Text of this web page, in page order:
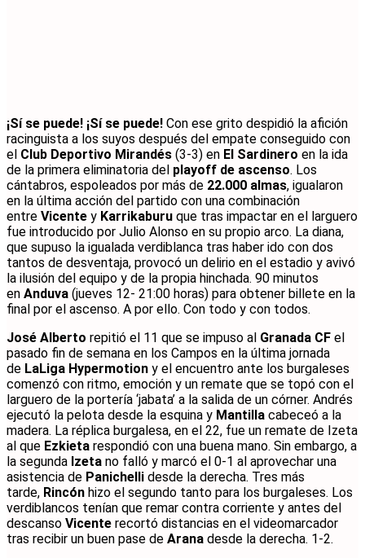
¡Sí se puede! ¡Sí se puede! Con ese grito despidió la afición
racinguista a los suyos después del empate conseguido con
el Club Deportivo Mirandés (3-3) en El Sardinero en la ida
de la primera eliminatoria del playoff de ascenso. Los
cántabros, espoleados por más de 22.000 almas, igualaron
en la última acción del partido con una combinación
entre Vicente y Karrikaburu que tras impactar en el larguero
fue introducido por Julio Alonso en su propio arco. La diana,
que supuso la igualada verdiblanca tras haber ido con dos
tantos de desventaja, provocó un delirio en el estadio y avivó
la ilusión del equipo y de la propia hinchada. 90 minutos
en Anduva (jueves 12- 21:00 horas) para obtener billete en la
final por el ascenso. A por ello. Con todo y con todos.
José Alberto repitió el 11 que se impuso al Granada CF el
pasado fin de semana en los Campos en la última jornada
de LaLiga Hypermotion y el encuentro ante los burgaleses
comenzó con ritmo, emoción y un remate que se topó con el
larguero de la portería ‘jabata’ a la salida de un córner. Andrés
ejecutó la pelota desde la esquina y Mantilla cabeceó a la
madera. La réplica burgalesa, en el 22, fue un remate de Izeta
al que Ezkieta respondió con una buena mano. Sin embargo, a
la segunda Izeta no falló y marcó el 0-1 al aprovechar una
asistencia de Panichelli desde la derecha. Tres más
tarde, Rincón hizo el segundo tanto para los burgaleses. Los
verdiblancos tenían que remar contra corriente y antes del
descanso Vicente recortó distancias en el videomarcador
tras recibir un buen pase de Arana desde la derecha. 1-2.